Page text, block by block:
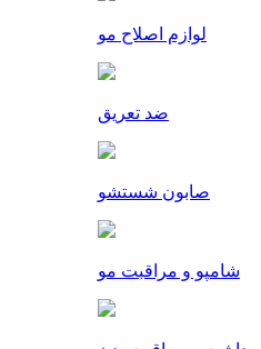
لوازم اصلاح مو
ضد تعریق
صابون شستشو
شامپو و مراقبت مو